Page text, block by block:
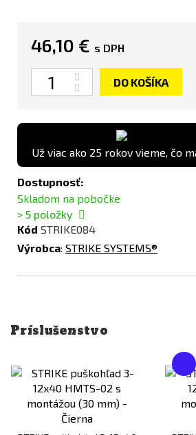
46,10 € s DPH
Množstvo
DO KOŠÍKA
Už viac ako 25 rokov vieme, čo
Dostupnosť:
Skladom na pobočke
> 5 položky
Kód STRIKE084
Výrobca: STRIKE SYSTEMS®
Príslušenstvo